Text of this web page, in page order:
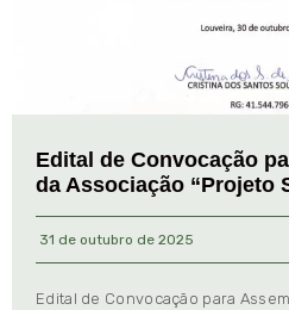
Edital de Convocação
da Associação “Projeto
31 de outubro de 2025
Edital de Convocação para